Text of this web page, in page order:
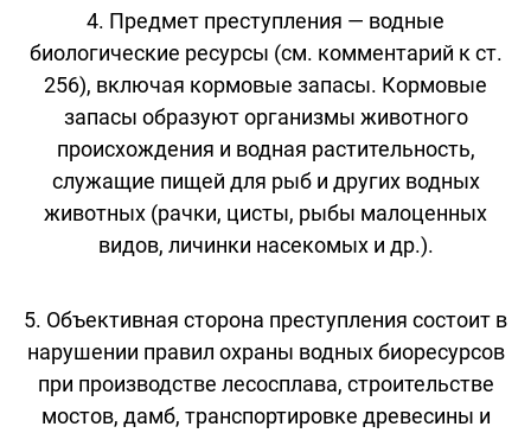
4. Предмет преступления — водные
биологические ресурсы (см. комментарий к ст.
256), включая кормовые запасы. Кормовые
запасы образуют организмы животного
происхождения и водная растительность,
служащие пищей для рыб и других водных
животных (рачки, цисты, рыбы малоценных
видов, личинки насекомых и др.).
5. Объективная сторона преступления состоит в
нарушении правил охраны водных биоресурсов
при производстве лесосплава, строительстве
мостов, дамб, транспортировке древесины и